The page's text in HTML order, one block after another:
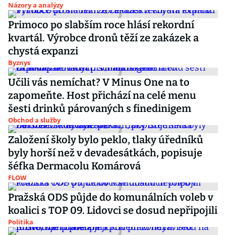
Názory a analýzy
Primoco po slabším roce hlásí rekordní
kvartál. Výrobce dronů těží ze zakázek a
chystá expanzi
Byznys
Učili vás nemíchat? V Minus One na to
zapomeňte. Host přichází na celé menu
šesti drinků párovaných s finedinigem
Obchod a služby
Založení školy bylo peklo, tlaky úředníků
byly horší než v devadesátkách, popisuje
šéfka Dermacolu Komárová
FLOW
Pražská ODS půjde do komunálních voleb v
koalici s TOP 09. Lidovci se dosud nepřipojili
Politika